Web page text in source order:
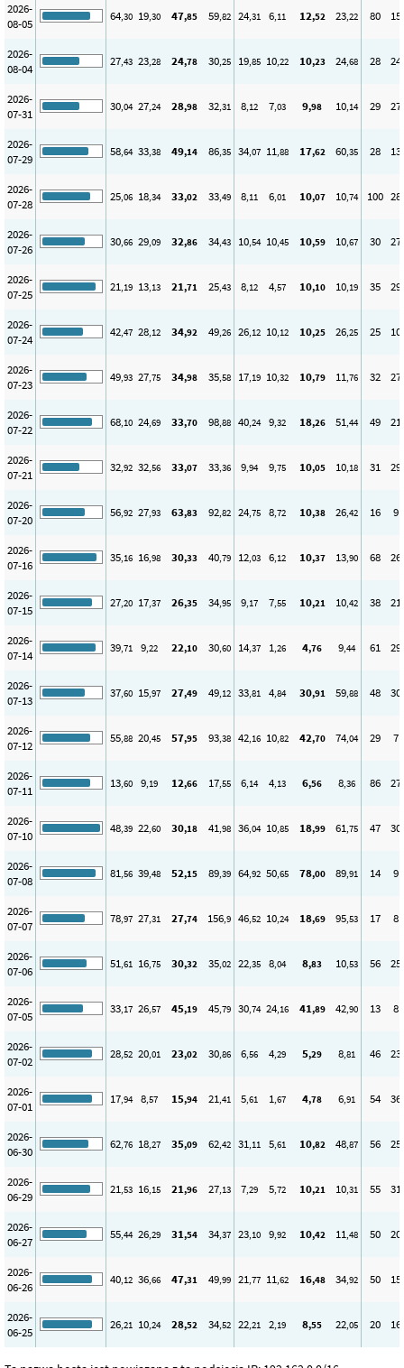
2026-
08-05
64,30 19,30 47,85 59,82 24,31 6,11 12,52 23,22 80 15
2026-
08-04
27,43 23,28 24,78 30,25 19,85 10,22 10,23 24,68 28 24
2026-
07-31
30,04 27,24 28,98 32,31 8,12 7,03 9,98 10,14 29 27
2026-
07-29
58,64 33,38 49,14 86,35 34,07 11,88 17,62 60,35 28 13
2026-
07-28
25,06 18,34 33,02 33,49 8,11 6,01 10,07 10,74 100 28
2026-
07-26
30,66 29,09 32,86 34,43 10,54 10,45 10,59 10,67 30 27
2026-
07-25
21,19 13,13 21,71 25,43 8,12 4,57 10,10 10,19 35 29
2026-
07-24
42,47 28,12 34,92 49,26 26,12 10,12 10,25 26,25 25 10
2026-
07-23
49,93 27,75 34,98 35,58 17,19 10,32 10,79 11,76 32 27
2026-
07-22
68,10 24,69 33,70 98,88 40,24 9,32 18,26 51,44 49 21
2026-
07-21
32,92 32,56 33,07 33,36 9,94 9,75 10,05 10,18 31 29
2026-
07-20
56,92 27,93 63,83 92,82 24,75 8,72 10,38 26,42 16 9
2026-
07-16
35,16 16,98 30,33 40,79 12,03 6,12 10,37 13,90 68 26
2026-
07-15
27,20 17,37 26,35 34,95 9,17 7,55 10,21 10,42 38 21
2026-
07-14
39,71 9,22 22,10 30,60 14,37 1,26 4,76 9,44 61 29
2026-
07-13
37,60 15,97 27,49 49,12 33,81 4,84 30,91 59,88 48 30
2026-
07-12
55,88 20,45 57,95 93,38 42,16 10,82 42,70 74,04 29 7
2026-
07-11
13,60 9,19 12,66 17,55 6,14 4,13 6,56 8,36 86 27
2026-
07-10
48,39 22,60 30,18 41,98 36,04 10,85 18,99 61,75 47 30
2026-
07-08
81,56 39,48 52,15 89,39 64,92 50,65 78,00 89,91 14 9
2026-
07-07
78,97 27,31 27,74 156,9 46,52 10,24 18,69 95,53 17 8
2026-
07-06
51,61 16,75 30,32 35,02 22,35 8,04 8,83 10,53 56 25
2026-
07-05
33,17 26,57 45,19 45,79 30,74 24,16 41,89 42,90 13 8
2026-
07-02
28,52 20,01 23,02 30,86 6,56 4,29 5,29 8,81 46 23
2026-
07-01
17,94 8,57 15,94 21,41 5,61 1,67 4,78 6,91 54 36
2026-
06-30
62,76 18,27 35,09 62,42 31,11 5,61 10,82 48,87 56 25
2026-
06-29
21,53 16,15 21,96 27,13 7,29 5,72 10,21 10,31 55 31
2026-
06-27
55,44 26,29 31,54 34,37 23,10 9,92 10,42 11,48 50 20
2026-
06-26
40,12 36,66 47,31 49,99 21,77 11,62 16,48 34,92 50 15
2026-
06-25
26,21 10,24 28,52 34,52 22,21 2,19 8,55 22,05 20 16